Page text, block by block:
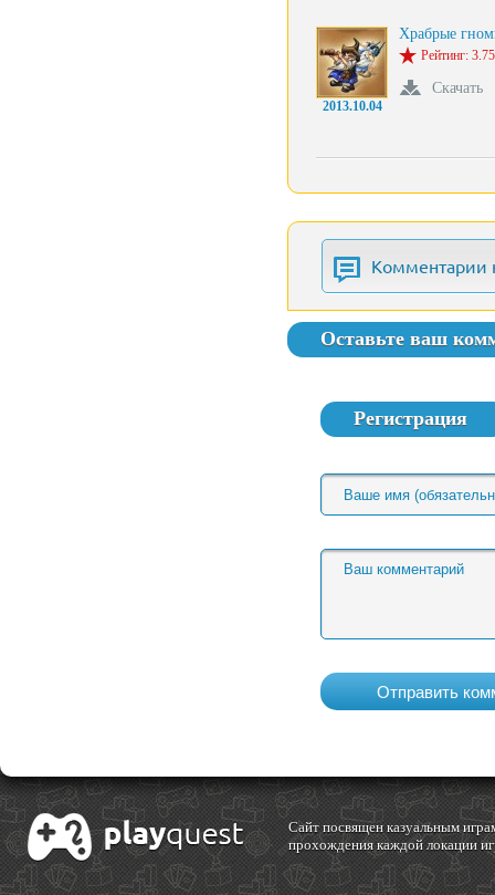
2013.10.04
Храбрые
Рейтинг:
Скачать
Комментарии
Оставьте ваш
Регистрация
Cайт посвящен казуальным
прохождения каждой локации